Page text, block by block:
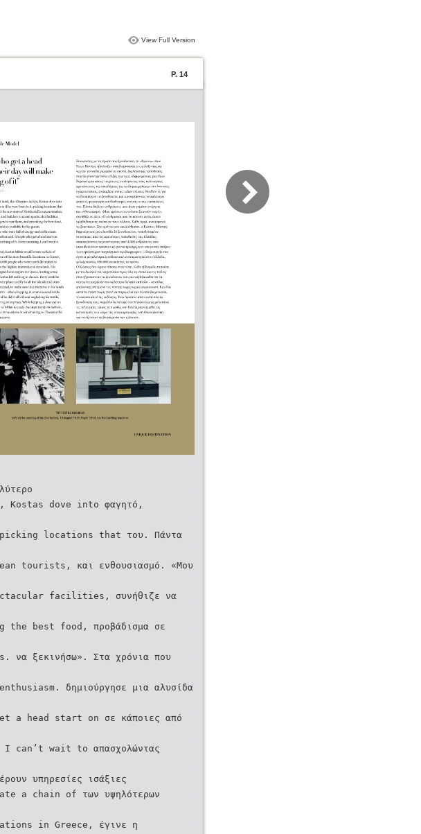
View Full Version
P. 14
dove into φαγητό,
locations that του. Πάντα
tourists, και ενθουσιασμό. «Μου
facilities, συνήθιζε να
best food, προβάδισμα σε
ξεκινήσω». Στα χρόνια που
δημιούργησε μια αλυσίδα
head start on σε κάποιες από
wait to απασχολώντας
υπηρεσίες ισάξιες
a chain of των υψηλότερων
in Greece, έγινε η